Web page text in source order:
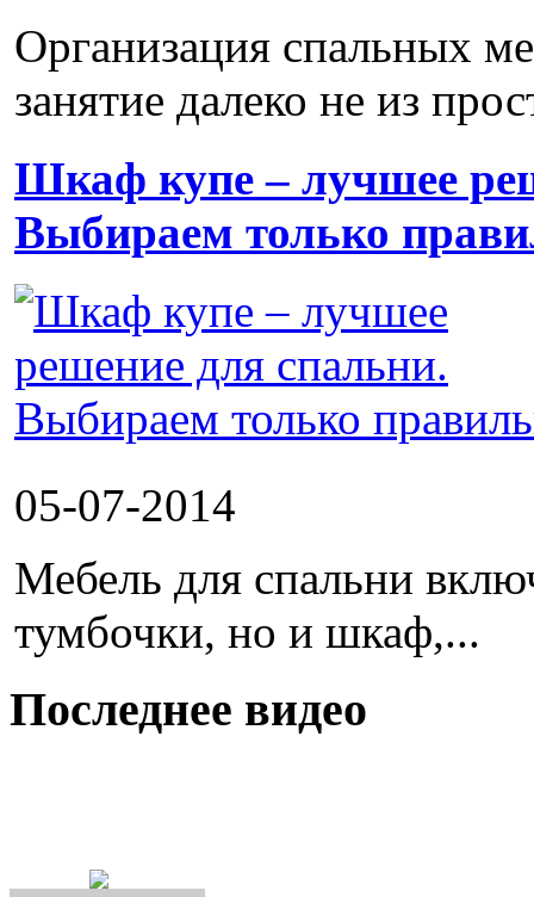
Организация спальных
занятие далеко не из
Шкаф купе – лучшее
Выбираем только
05-07-2014
Мебель для спальни
тумбочки, но и шкаф,...
Последнее видео